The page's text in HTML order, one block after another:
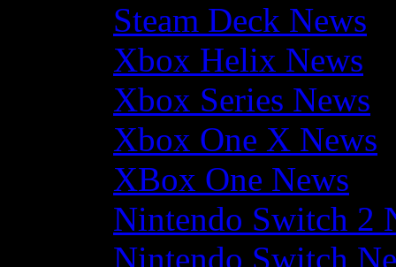
Steam Deck News
Xbox Helix News
Xbox Series News
Xbox One X News
XBox One News
Nintendo Switch 2
Nintendo Switch